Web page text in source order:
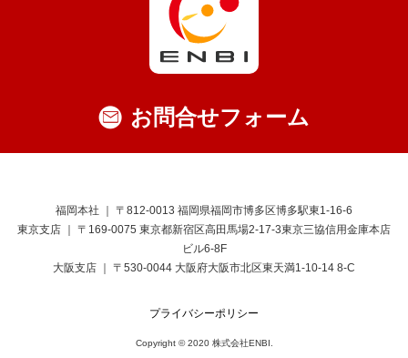
お問合せフォーム
福岡本社 ｜ 〒812-0013 福岡県福岡市博多区博多駅東1-16-6
東京支店 ｜ 〒169-0075 東京都新宿区高田馬場2-17-3東京三協信用金庫本店
ビル6-8F
大阪支店 ｜ 〒530-0044 大阪府大阪市北区東天満1-10-14 8-C
プライバシーポリシー
Copyright © 2020 株式会社ENBI.